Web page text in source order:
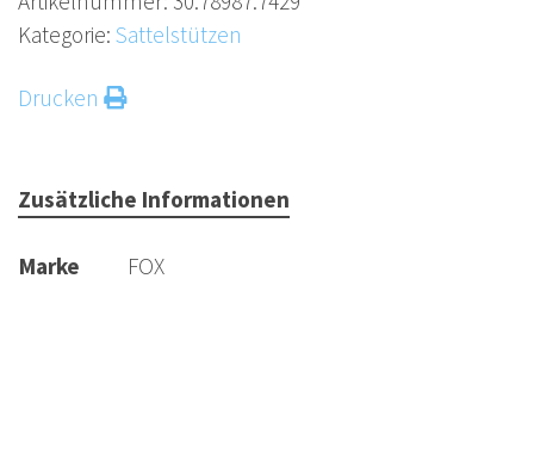
Kategorie: Sattelstützen
Drucken
Zusätzliche Informationen
Marke FOX